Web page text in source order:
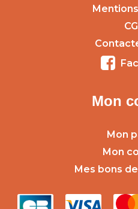
Mon
Mon
Mon
Mes bons